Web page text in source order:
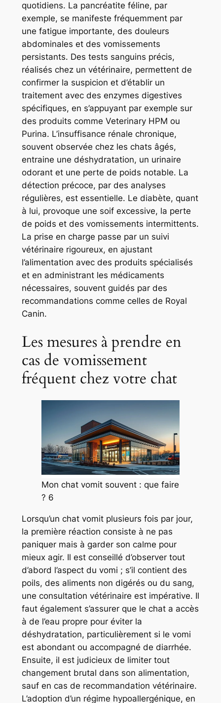
quotidiens. La pancréatite féline, par
exemple, se manifeste fréquemment par
une fatigue importante, des douleurs
abdominales et des vomissements
persistants. Des tests sanguins précis,
réalisés chez un vétérinaire, permettent de
confirmer la suspicion et d’établir un
traitement avec des enzymes digestives
spécifiques, en s’appuyant par exemple sur
des produits comme Veterinary HPM ou
Purina. L’insuffisance rénale chronique,
souvent observée chez les chats âgés,
entraine une déshydratation, un urinaire
odorant et une perte de poids notable. La
détection précoce, par des analyses
régulières, est essentielle. Le diabète, quant
à lui, provoque une soif excessive, la perte
de poids et des vomissements intermittents.
La prise en charge passe par un suivi
vétérinaire rigoureux, en ajustant
l’alimentation avec des produits spécialisés
et en administrant les médicaments
nécessaires, souvent guidés par des
recommandations comme celles de Royal
Canin.
Les mesures à prendre en
cas de vomissement
fréquent chez votre chat
Mon chat vomit souvent : que faire
? 6
Lorsqu’un chat vomit plusieurs fois par jour,
la première réaction consiste à ne pas
paniquer mais à garder son calme pour
mieux agir. Il est conseillé d’observer tout
d’abord l’aspect du vomi ; s’il contient des
poils, des aliments non digérés ou du sang,
une consultation vétérinaire est impérative. Il
faut également s’assurer que le chat a accès
à de l’eau propre pour éviter la
déshydratation, particulièrement si le vomi
est abondant ou accompagné de diarrhée.
Ensuite, il est judicieux de limiter tout
changement brutal dans son alimentation,
sauf en cas de recommandation vétérinaire.
L’adoption d’un régime hypoallergénique, en